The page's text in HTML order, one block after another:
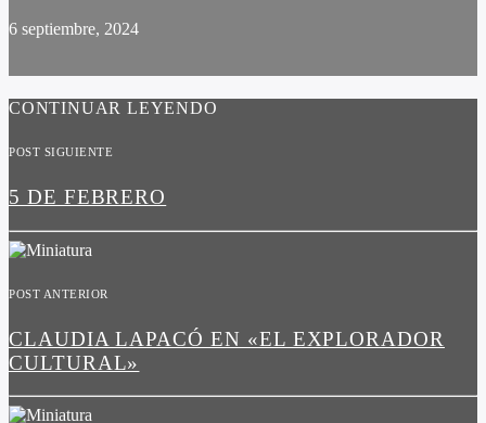
6 septiembre, 2024
CONTINUAR LEYENDO
POST SIGUIENTE
5 DE FEBRERO
POST ANTERIOR
CLAUDIA LAPACÓ EN «EL EXPLORADOR
CULTURAL»